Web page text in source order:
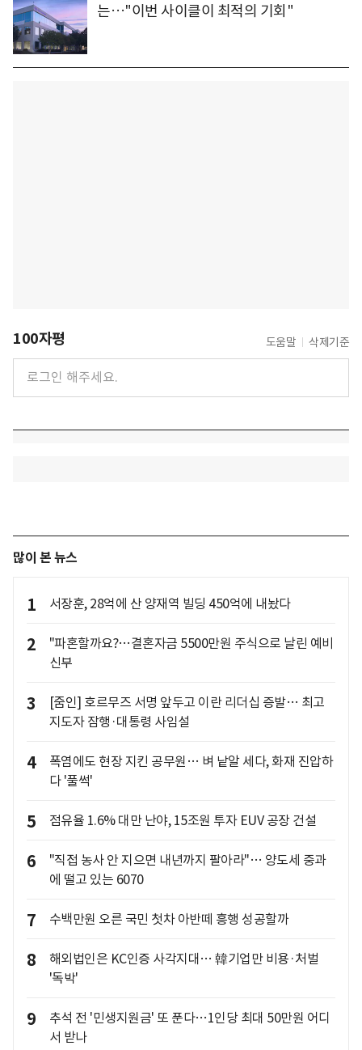
는…"이번 사이클이 최적의 기회"
100자평 도움말 삭제기준
많이 본 뉴스
1 서장훈, 28억에 산 양재역 빌딩 450억에 내놨다
2
"파혼할까요?…결혼자금 5500만원 주식으로 날린 예비
신부
3
[줌인] 호르무즈 서명 앞두고 이란 리더십 증발… 최고
지도자 잠행·대통령 사임설
4
폭염에도 현장 지킨 공무원… 벼 낱알 세다, 화재 진압하
다 '풀썩'
5 점유율 1.6% 대만 난야, 15조원 투자 EUV 공장 건설
6
"직접 농사 안 지으면 내년까지 팔아라"… 양도세 중과
에 떨고 있는 6070
7 수백만원 오른 국민 첫차 아반떼 흥행 성공할까
8
해외법인은 KC인증 사각지대… 韓기업만 비용·처벌
'독박'
9
추석 전 '민생지원금' 또 푼다…1인당 최대 50만원 어디
서 받나